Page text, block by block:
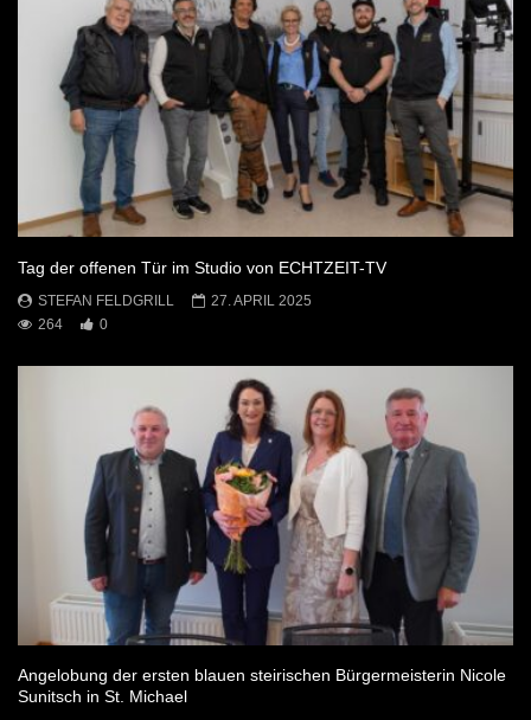
Tag der offenen Tür im Studio von ECHTZEIT-TV
STEFAN FELDGRILL
27. APRIL 2025
264
0
Angelobung der ersten blauen steirischen Bürgermeisterin Nicole
Sunitsch in St. Michael